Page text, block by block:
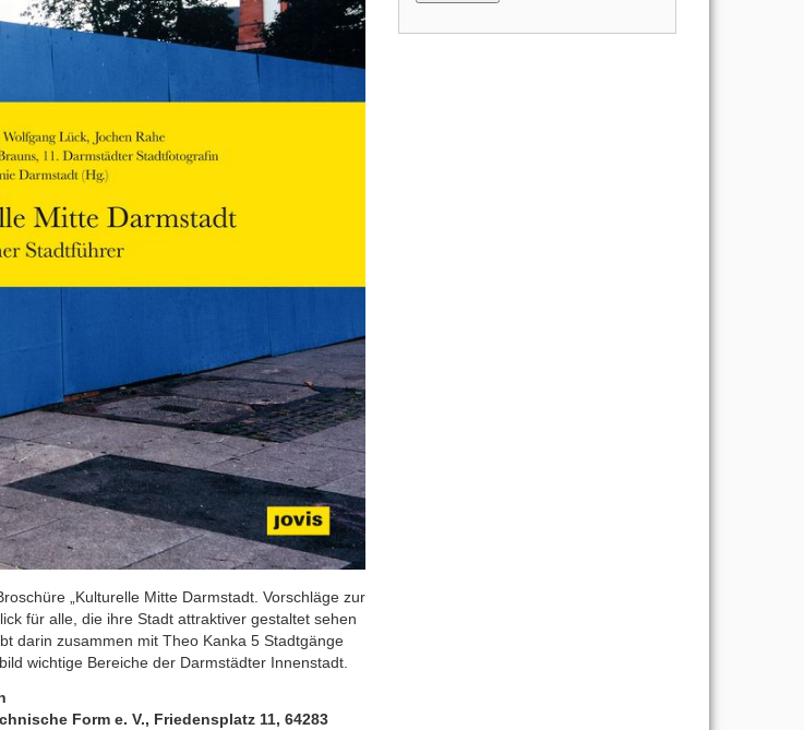
„Kulturelle Mitte Darmstadt. Vorschläge zur
für alle, die ihre Stadt attraktiver gestaltet sehen
darin zusammen mit Theo Kanka 5 Stadtgänge
wichtige Bereiche der Darmstädter Innenstadt.
Form e. V., Friedensplatz 11, 64283